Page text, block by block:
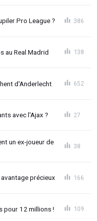
Pro League ? 386
au Real Madrid 138
d'Anderlecht 652
avec l'Ajax ? 27
un ex-joueur de
38
précieux 166
pour 12 millions ! 109